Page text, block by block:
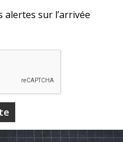
alertes sur l’arrivée